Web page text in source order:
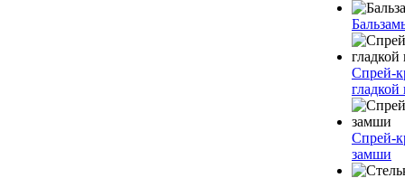
Спрей-
Спрей-
замши